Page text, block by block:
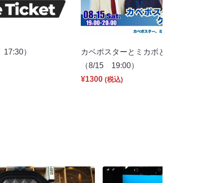
）
カベポスターとミカボとゲストと
（8/15 19:00）
¥1300 (税込)